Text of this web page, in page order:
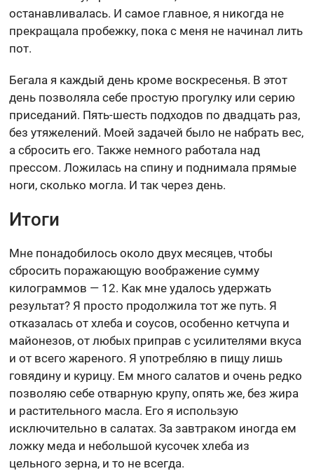
останавливалась. И самое главное, я никогда не
прекращала пробежку, пока с меня не начинал лить
пот.
Бегала я каждый день кроме воскресенья. В этот
день позволяла себе простую прогулку или серию
приседаний. Пять-шесть подходов по двадцать раз,
без утяжелений. Моей задачей было не набрать вес,
а сбросить его. Также немного работала над
прессом. Ложилась на спину и поднимала прямые
ноги, сколько могла. И так через день.
Итоги
Мне понадобилось около двух месяцев, чтобы
сбросить поражающую воображение сумму
килограммов — 12. Как мне удалось удержать
результат? Я просто продолжила тот же путь. Я
отказалась от хлеба и соусов, особенно кетчупа и
майонезов, от любых приправ с усилителями вкуса
и от всего жареного. Я употребляю в пищу лишь
говядину и курицу. Ем много салатов и очень редко
позволяю себе отварную крупу, опять же, без жира
и растительного масла. Его я использую
исключительно в салатах. За завтраком иногда ем
ложку меда и небольшой кусочек хлеба из
цельного зерна, и то не всегда.